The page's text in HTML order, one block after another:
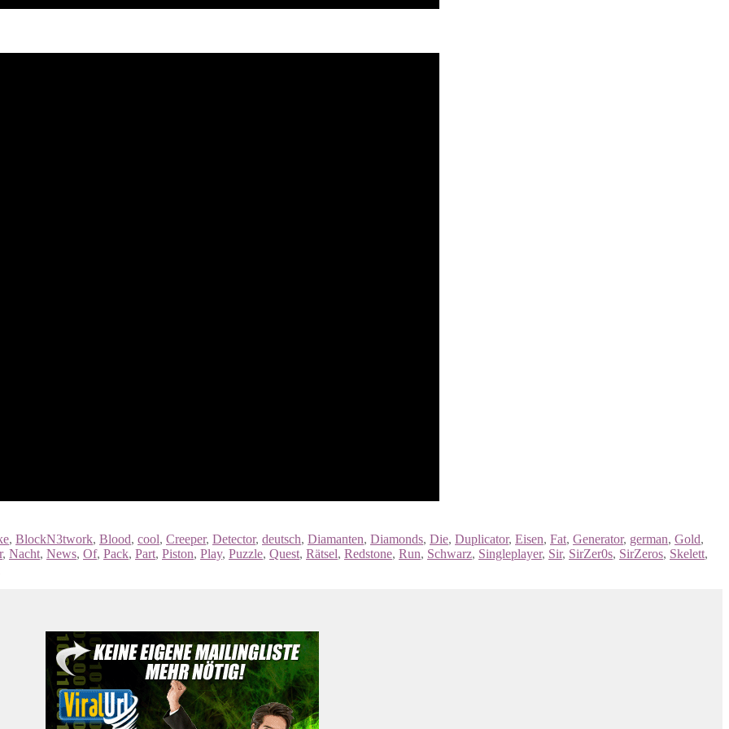
, BlockN3twork, Blood, cool, Creeper, Detector, deutsch, Diamanten, Diamonds, Die, Duplicator, Eisen, Fat, Generator, german, Gold,
, Nacht, News, Of, Pack, Part, Piston, Play, Puzzle, Quest, Rätsel, Redstone, Run, Schwarz, Singleplayer, Sir, SirZer0s, SirZeros, Skelett,